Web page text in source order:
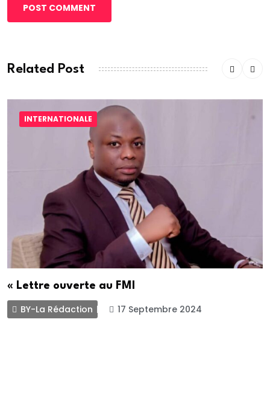
POST COMMENT
Related Post
INTERNATIONALE
« Lettre ouverte au FMI
BY-La Rédaction 17 Septembre 2024